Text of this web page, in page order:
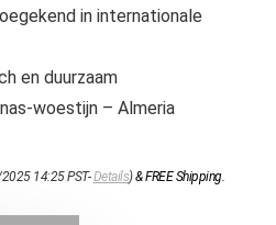
in internationale
en duurzaam
woestijn – Almeria
14:25 PST-Details)&FREE Shipping.